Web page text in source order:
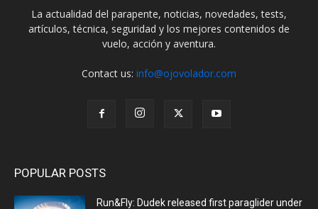
La actualidad del parapente, noticias, novedades, tests,
artículos, técnica, seguridad y los mejores contenidos de
vuelo, acción y aventura.
Contact us: info@ojovolador.com
POPULAR POSTS
Run&Fly: Dudek released first paraglider under